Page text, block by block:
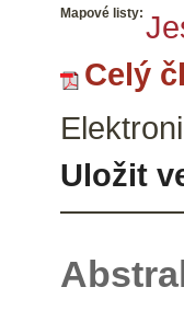
Mapové listy:
Celý
Uložit